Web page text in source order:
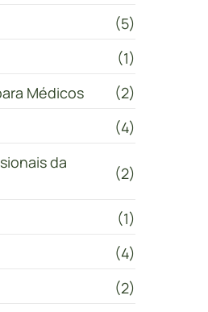
(5)
(1)
Médicos
(2)
(4)
da
(2)
(1)
(4)
(2)